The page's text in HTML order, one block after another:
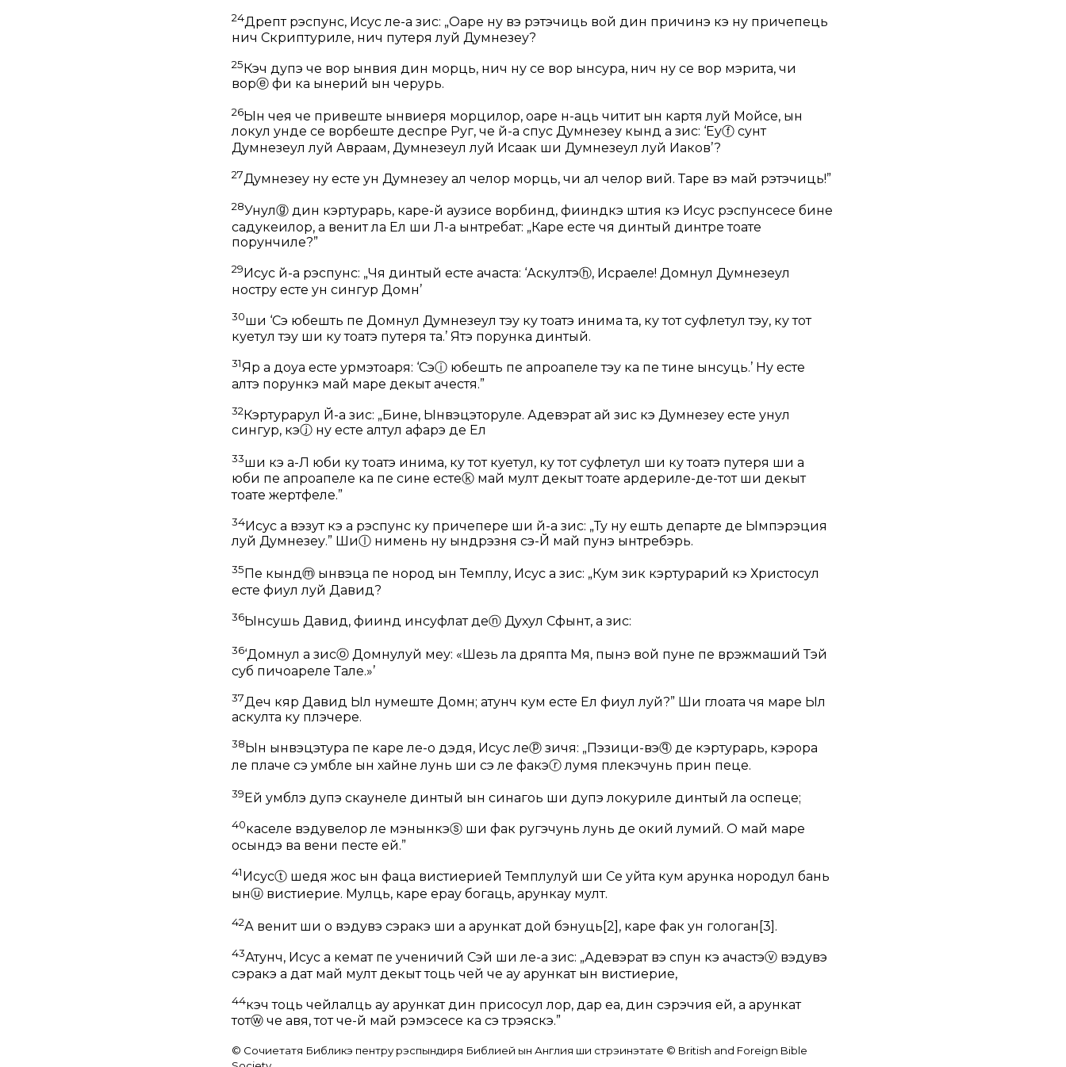
24Дрепт рэспунс, Исус ле-а зис: „Оаре ну вэ рэтэчиць вой дин причинэ кэ ну причепець
нич Скриптуриле, нич путеря луй Думнезеу?
25Кэч дупэ че вор ынвия дин морць, нич ну се вор ынсура, нич ну се вор мэрита, чи
ворⓔ фи ка ынӂерий ын черурь.
26Ын чея че привеште ынвиеря морцилор, оаре н-аць читит ын картя луй Мойсе, ын
локул унде се ворбеште деспре Руг, че й-а спус Думнезеу кынд а зис: ‘Еуⓕ сунт
Думнезеул луй Авраам, Думнезеул луй Исаак ши Думнезеул луй Иаков’?
27Думнезеу ну есте ун Думнезеу ал челор морць, чи ал челор вий. Таре вэ май рэтэчиць!”
28Унулⓖ дин кэртурарь, каре-й аузисе ворбинд, фииндкэ штия кэ Исус рэспунсесе бине
садукеилор, а венит ла Ел ши Л-а ынтребат: „Каре есте чя динтый динтре тоате
порунчиле?”
29 Исус й-а рэспунс: „Чя динтый есте ачаста: ‘Аскултэⓗ, Исраеле! Домнул Думнезеул
ностру есте ун сингур Домн’
30ши ‘Сэ юбешть пе Домнул Думнезеул тэу ку тоатэ инима та, ку тот суфлетул тэу, ку тот
куӂетул тэу ши ку тоатэ путеря та.’ Ятэ порунка динтый.
31Яр а доуа есте урмэтоаря: ‘Сэⓘ юбешть пе апроапеле тэу ка пе тине ынсуць.’ Ну есте
алтэ порункэ май маре декыт ачестя.”
32 Кэртурарул Й-а зис: „Бине, Ынвэцэторуле. Адевэрат ай зис кэ Думнезеу есте унул
сингур, кэⓙ ну есте алтул афарэ де Ел
33ши кэ а-Л юби ку тоатэ инима, ку тот куӂетул, ку тот суфлетул ши ку тоатэ путеря ши а
юби пе апроапеле ка пе сине естеⓚ май мулт декыт тоате ардериле-де-тот ши декыт
тоате жертфеле.”
34Исус а вэзут кэ а рэспунс ку причепере ши й-а зис: „Ту ну ешть департе де Ымпэрэция
луй Думнезеу.” Шиⓛ нимень ну ындрэзня сэ-Й май пунэ ынтребэрь.
35 Пе кындⓜ ынвэца пе нород ын Темплу, Исус а зис: „Кум зик кэртурарий кэ Христосул
есте фиул луй Давид?
36Ынсушь Давид, фиинд инсуфлат деⓝ Духул Сфынт, а зис:
36‘Домнул а зисⓞ Домнулуй меу: «Шезь ла дряпта Мя, пынэ вой пуне пе врэжмаший Тэй
суб пичоареле Тале.»’
37Деч кяр Давид Ыл нумеште Домн; атунч кум есте Ел фиул луй?” Ши глоата чя маре Ыл
аскулта ку плэчере.
38 Ын ынвэцэтура пе каре ле-о дэдя, Исус леⓟ зичя: „Пэзици-вэⓠ де кэртурарь, кэрора
ле плаче сэ умбле ын хайне лунӂь ши сэ ле факэⓡ лумя плекэчунь прин пеце.
39Ей умблэ дупэ скаунеле динтый ын синагоӂь ши дупэ локуриле динтый ла оспеце;
40каселе вэдувелор ле мэнынкэⓢ ши фак ругэчунь лунӂь де окий лумий. О май маре
осындэ ва вени песте ей.”
41 Исусⓣ шедя жос ын фаца вистиерией Темплулуй ши Се уйта кум арунка нородул бань
ынⓤ вистиерие. Мулць, каре ерау богаць, арункау мулт.
42А венит ши о вэдувэ сэракэ ши а арункат дой бэнуць [2] , каре фак ун гологан [3] .
43Атунч, Исус а кемат пе ученичий Сэй ши ле-а зис: „Адевэрат вэ спун кэ ачастэⓥ вэдувэ
сэракэ а дат май мулт декыт тоць чей че ау арункат ын вистиерие,
44кэч тоць чейлалць ау арункат дин присосул лор, дар еа, дин сэрэчия ей, а арункат
тотⓦ че авя, тот че-й май рэмэсесе ка сэ трэяскэ.”
© Сочиетатя Библикэ пентру рэспындиря Библией ын Англия ши стрэинэтате © British and Foreign Bible